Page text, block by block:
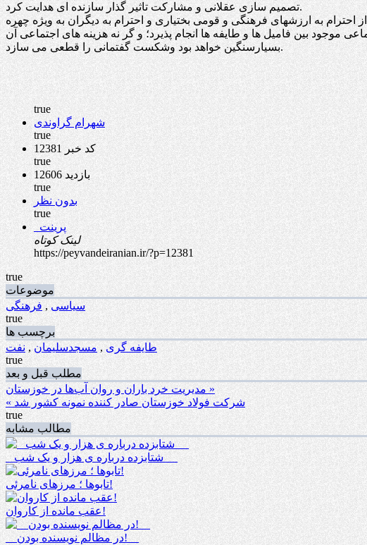
تصمیم سازی عقلانی و مشارکت تاثیر گذار سازنده ای هدایت کرد.
احترام به ارزشهای فرهنگی و قومی بختیاری و احترام به دیگران به ویژه چهره
بین فامیل ها و طایفه ها انجام پذیرد؛ و گر نه هزینه های اجتماعی آن
بسیارسنگین خواهد بود وشکست گفتمانی را قطعی می سازد.
true
شهرام گراوندی
true
کد خبر 12381
true
12606 بازدید
true
بدون نظر
true
پرینت
لینک کوتاه
https://peyvandeiranian.ir/?p=12381
true
موضوعات
سیاسی, فرهنگی
true
برچسب ها
طایفه گری , مسجدسلیمان ,نفت
true
مطلب قبل و بعد
مدیریت خرد باران و روان آب‌ها در خوزستان »
« شرکت فولاد خوزستان صادر کننده نمونه کشور شد
true
مطالب مشابه
تابوها ؛ مرزهای نامرئی!
عقب مانده از کاروان!
__در مظالم نویسنده بودن!__